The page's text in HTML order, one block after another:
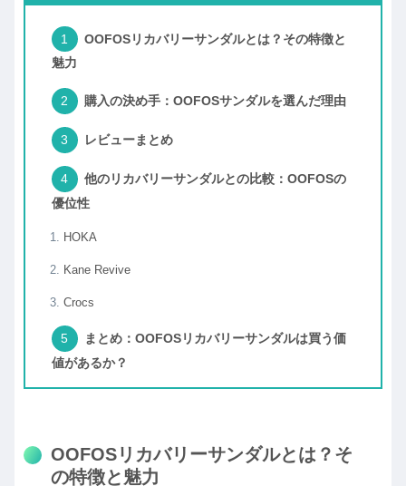
OOFOSリカバリーサンダルとは？その特徴と
魅力
購入の決め手：OOFOSサンダルを選んだ理由
レビューまとめ
他のリカバリーサンダルとの比較：OOFOSの
優位性
HOKA
Kane Revive
Crocs
まとめ：OOFOSリカバリーサンダルは買う価
値があるか？
OOFOSリカバリーサンダルとは？そ
の特徴と魅力